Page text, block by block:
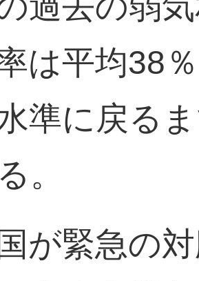
は平均38
準に戻る
。
が緊急の